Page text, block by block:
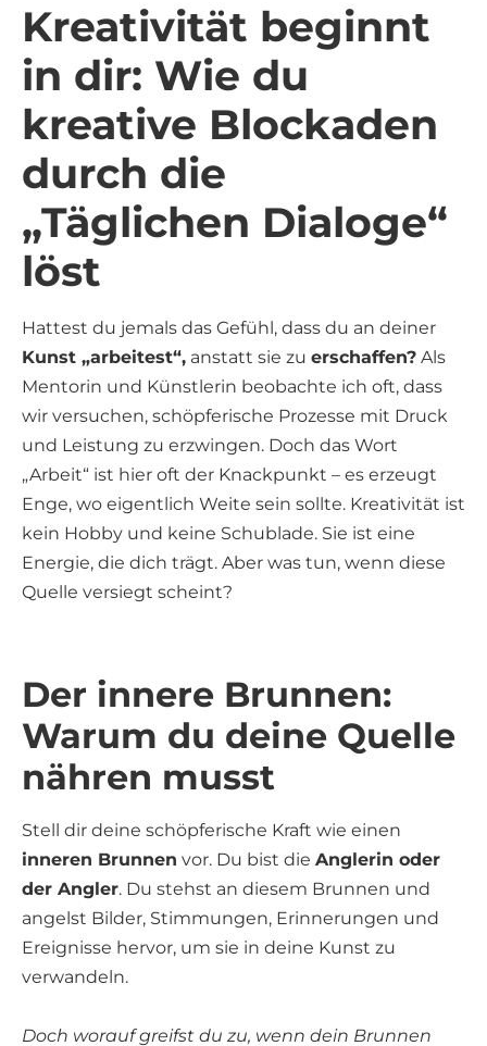
Kreativität beginnt
in dir: Wie du
kreative Blockaden
durch die
„Täglichen Dialoge“
löst
Hattest du jemals das Gefühl, dass du an deiner
Kunst „arbeitest“, anstatt sie zu erschaffen? Als
Mentorin und Künstlerin beobachte ich oft, dass
wir versuchen, schöpferische Prozesse mit Druck
und Leistung zu erzwingen. Doch das Wort
„Arbeit“ ist hier oft der Knackpunkt – es erzeugt
Enge, wo eigentlich Weite sein sollte. Kreativität ist
kein Hobby und keine Schublade. Sie ist eine
Energie, die dich trägt. Aber was tun, wenn diese
Quelle versiegt scheint?
Der innere Brunnen:
Warum du deine Quelle
nähren musst
Stell dir deine schöpferische Kraft wie einen
inneren Brunnen vor. Du bist die Anglerin oder
der Angler. Du stehst an diesem Brunnen und
angelst Bilder, Stimmungen, Erinnerungen und
Ereignisse hervor, um sie in deine Kunst zu
verwandeln.
Doch worauf greifst du zu, wenn dein Brunnen